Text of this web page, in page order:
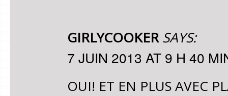
GIRLYCOOKER SAYS:
7 JUIN 2013 AT 9 H 40
OUI! ET EN PLUS AVEC